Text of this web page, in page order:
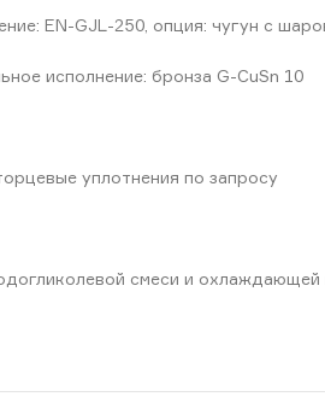
EN-GJL-250, опция: чугун с
исполнение: бронза G-CuSn 10
уплотнения по запросу
смеси и